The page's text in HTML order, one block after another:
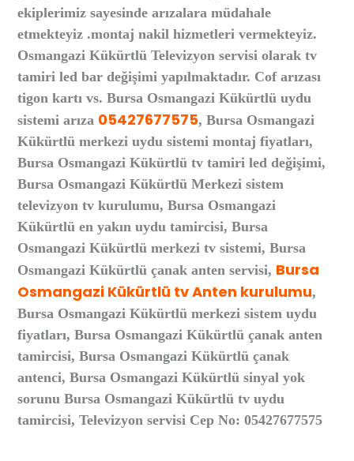
ekiplerimiz sayesinde arızalara müdahale
etmekteyiz .montaj nakil hizmetleri vermekteyiz.
Osmangazi Kükürtlü Televizyon servisi olarak tv
tamiri led bar değişimi yapılmaktadır. Cof arızası
tigon kartı vs. Bursa Osmangazi Kükürtlü uydu
sistemi arıza 05427677575, Bursa Osmangazi
Kükürtlü merkezi uydu sistemi montaj fiyatları,
Bursa Osmangazi Kükürtlü tv tamiri led değişimi,
Bursa Osmangazi Kükürtlü Merkezi sistem
televizyon tv kurulumu, Bursa Osmangazi
Kükürtlü en yakın uydu tamircisi, Bursa
Osmangazi Kükürtlü merkezi tv sistemi, Bursa
Osmangazi Kükürtlü çanak anten servisi, Bursa
Osmangazi Kükürtlü tv Anten kurulumu,
Bursa Osmangazi Kükürtlü merkezi sistem uydu
fiyatları, Bursa Osmangazi Kükürtlü çanak anten
tamircisi, Bursa Osmangazi Kükürtlü çanak
antenci, Bursa Osmangazi Kükürtlü sinyal yok
sorunu Bursa Osmangazi Kükürtlü tv uydu
tamircisi, Televizyon servisi Cep No: 05427677575